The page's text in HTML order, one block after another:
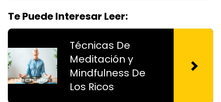
Te Puede Interesar Leer:
Técnicas De
Meditación y
Mindfulness De
Los Ricos